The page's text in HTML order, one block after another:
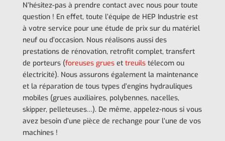
N’hésitez-pas à prendre contact avec nous pour toute
question ! En effet, toute l’équipe de HEP Industrie est
à votre service pour une étude de prix sur du matériel
neuf ou d’occasion. Nous réalisons aussi des
prestations de rénovation, retrofit complet, transfert
de porteurs (foreuses grues et treuils télecom ou
électricité). Nous assurons également la maintenance
et la réparation de tous types d’engins hydrauliques
mobiles (grues auxiliaires, polybennes, nacelles,
skipper, pelleteuses…). De même, appelez-nous si vous
avez besoin d’une pièce de rechange pour l’une de vos
machines !